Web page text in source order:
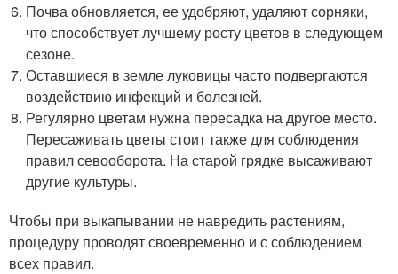
Почва обновляется, ее удобряют, удаляют сорняки,
что способствует лучшему росту цветов в следующем
сезоне.
Оставшиеся в земле луковицы часто подвергаются
воздействию инфекций и болезней.
Регулярно цветам нужна пересадка на другое место.
Пересаживать цветы стоит также для соблюдения
правил севооборота. На старой грядке высаживают
другие культуры.
Чтобы при выкапывании не навредить растениям,
процедуру проводят своевременно и с соблюдением
всех правил.